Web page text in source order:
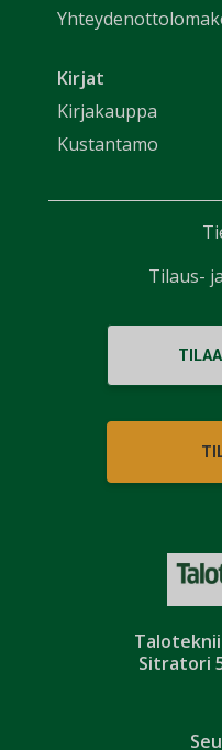
Sitratori
Kirjat
Kirjakauppa
Kustantamo
Tilaus-